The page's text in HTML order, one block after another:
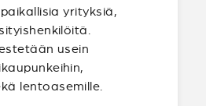
yrityksiä,
usein
lentoasemille.